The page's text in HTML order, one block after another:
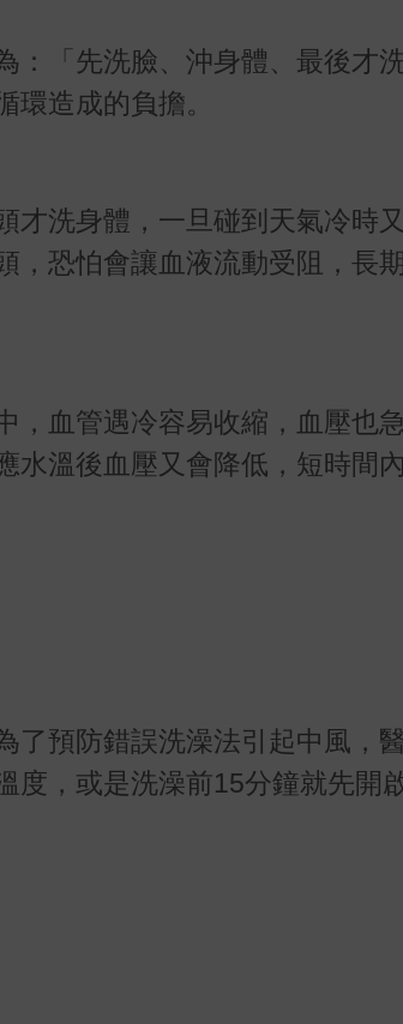
：「先洗臉、沖身體、最後才
環造成的負擔。
才洗身體，一旦碰到天氣冷時
，恐怕會讓血液流動受阻，長
，血管遇冷容易收縮，血壓也
水溫後血壓又會降低，短時間
了預防錯誤洗澡法引起中風，
度，或是洗澡前15分鐘就先開